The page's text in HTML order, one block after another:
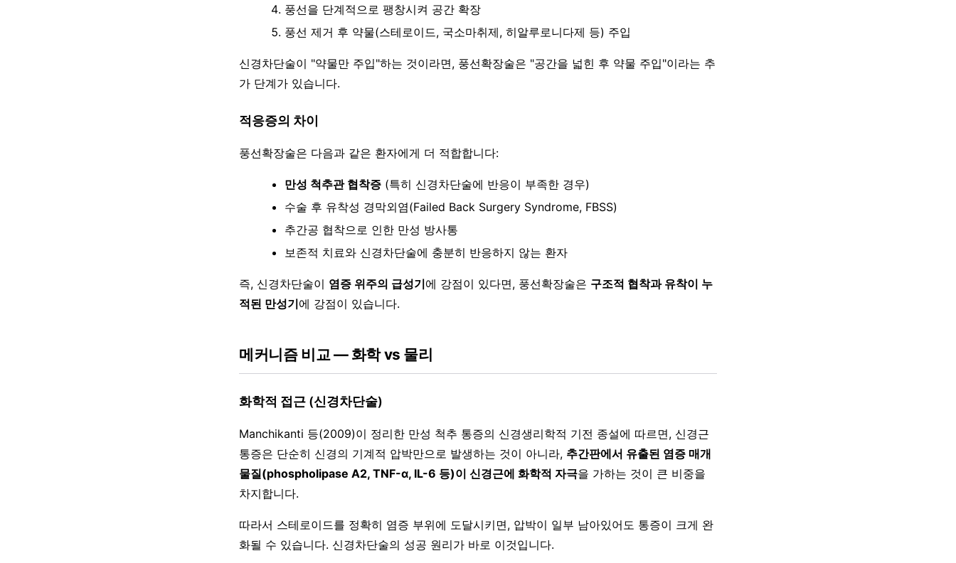
풍선을 단계적으로 팽창시켜 공간 확장
풍선 제거 후 약물(스테로이드, 국소마취제, 히알루로니다제 등) 주입
신경차단술이 "약물만 주입"하는 것이라면, 풍선확장술은 "공간을 넓힌 후 약물 주입"이라는 추
가 단계가 있습니다.
적응증의 차이
풍선확장술은 다음과 같은 환자에게 더 적합합니다:
만성 척추관 협착증 (특히 신경차단술에 반응이 부족한 경우)
수술 후 유착성 경막외염(Failed Back Surgery Syndrome, FBSS)
추간공 협착으로 인한 만성 방사통
보존적 치료와 신경차단술에 충분히 반응하지 않는 환자
즉, 신경차단술이 염증 위주의 급성기에 강점이 있다면, 풍선확장술은 구조적 협착과 유착이 누
적된 만성기에 강점이 있습니다.
메커니즘 비교 — 화학 vs 물리
화학적 접근 (신경차단술)
Manchikanti 등(2009)이 정리한 만성 척추 통증의 신경생리학적 기전 종설에 따르면, 신경근
통증은 단순히 신경의 기계적 압박만으로 발생하는 것이 아니라, 추간판에서 유출된 염증 매개
물질(phospholipase A2, TNF-α, IL-6 등)이 신경근에 화학적 자극을 가하는 것이 큰 비중을
차지합니다.
따라서 스테로이드를 정확히 염증 부위에 도달시키면, 압박이 일부 남아있어도 통증이 크게 완
화될 수 있습니다. 신경차단술의 성공 원리가 바로 이것입니다.